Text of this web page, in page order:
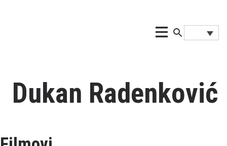
Dukan Radenković